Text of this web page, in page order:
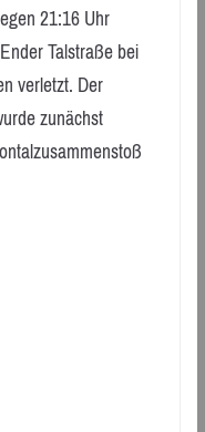
21:16 Uhr
Talstraße bei
verletzt. Der
zunächst